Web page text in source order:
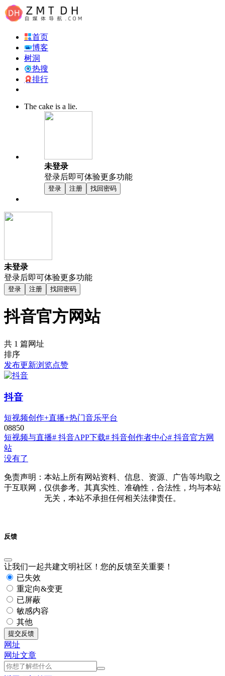
首页
博客
树洞
热搜
排行
The cake is a lie.
未登录
登录后即可体验更多功能
登录 注册 找回密码
未登录
登录后即可体验更多功能
登录 注册 找回密码
抖音官方网站
共 1 篇网址
排序
发布更新浏览点赞
抖音
短视频创作+直播+热门音乐平台
08850
短视频与直播# 抖音APP下载# 抖音创作者中心# 抖音官方网
站
没有了
免责声明：本站上所有网站资料、信息、资源、广告等均取之
于互联网，仅供参考。其真实性、准确性，合法性，均与本站
无关，本站不承担任何相关法律责任。
反馈
让我们一起共建文明社区！您的反馈至关重要！
已失效
重定向&变更
已屏蔽
敏感内容
其他
提交反馈
网址
网址文章